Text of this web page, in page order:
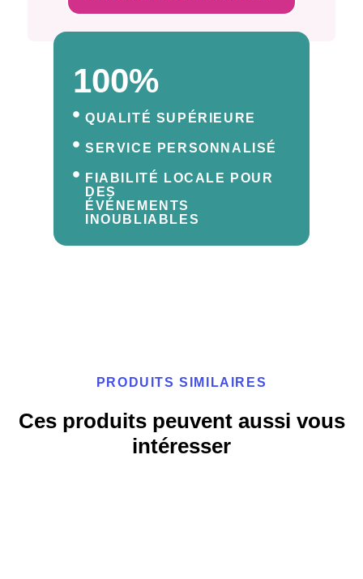
100%
QUALITÉ SUPÉRIEURE
SERVICE PERSONNALISÉ
FIABILITÉ LOCALE POUR
DES
ÉVÉNEMENTS
INOUBLIABLES
PRODUITS SIMILAIRES
Ces produits peuvent aussi vous
intéresser